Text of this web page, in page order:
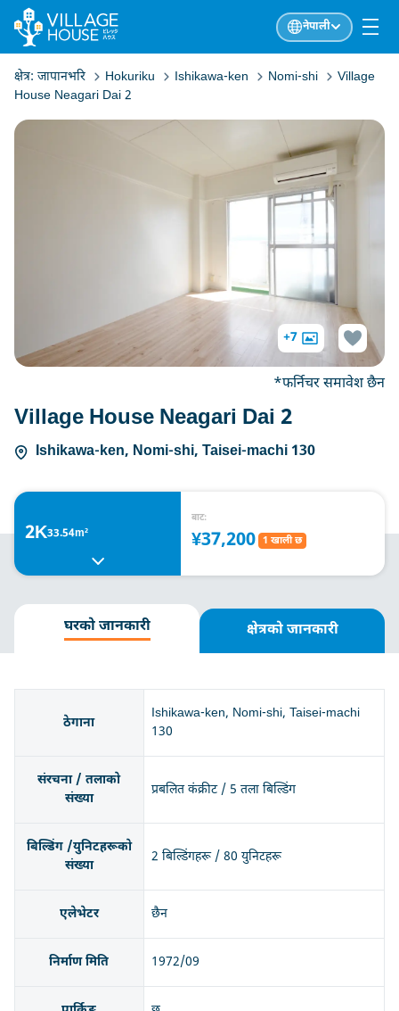
नेपाली
क्षेत्र: जापानभरि Hokuriku Ishikawa-ken Nomi-shi
Village
House Neagari Dai 2
Village House Neagari Dai 2
Ishikawa-ken, Nomi-shi, Taisei-machi 130
+7
*फर्निचर समावेश छैन
2K33.54m²
बाट:
¥37,200 1 खाली छ
घरको जानकारी क्षेत्रको जानकारी
ठेगाना
Ishikawa-ken, Nomi-shi, Taisei-machi
130
संरचना / तलाको
संख्या
प्रबलित कंक्रीट / 5 तला बिल्डिंग
बिल्डिंग /युनिटहरूको
संख्या
2 बिल्डिंगहरू / 80 युनिटहरू
एलेभेटर छैन
निर्माण मिति 1972/09